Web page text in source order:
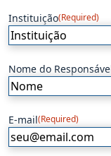
Instituição(Required)
Nome do
E-mail(Required)